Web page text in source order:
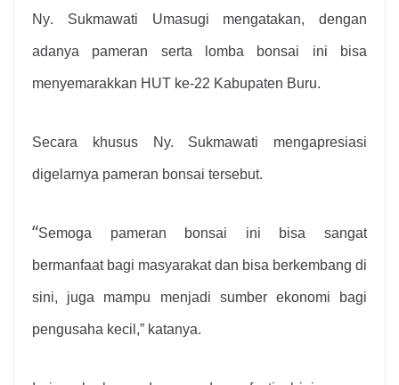
Ny. Sukmawati Umasugi mengatakan, dengan
adanya pameran serta lomba bonsai ini bisa
menyemarakkan HUT ke-22 Kabupaten Buru.
Secara khusus Ny. Sukmawati mengapresiasi
digelarnya pameran bonsai tersebut.
“Semoga pameran bonsai ini bisa sangat
bermanfaat bagi masyarakat dan bisa berkembang di
sini, juga mampu menjadi sumber ekonomi bagi
pengusaha kecil,” katanya.